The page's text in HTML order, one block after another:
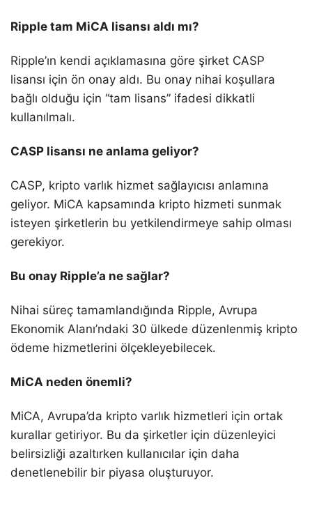
Ripple tam MiCA lisansı aldı mı?
Ripple’ın kendi açıklamasına göre şirket CASP
lisansı için ön onay aldı. Bu onay nihai koşullara
bağlı olduğu için “tam lisans” ifadesi dikkatli
kullanılmalı.
CASP lisansı ne anlama geliyor?
CASP, kripto varlık hizmet sağlayıcısı anlamına
geliyor. MiCA kapsamında kripto hizmeti sunmak
isteyen şirketlerin bu yetkilendirmeye sahip olması
gerekiyor.
Bu onay Ripple’a ne sağlar?
Nihai süreç tamamlandığında Ripple, Avrupa
Ekonomik Alanı’ndaki 30 ülkede düzenlenmiş kripto
ödeme hizmetlerini ölçekleyebilecek.
MiCA neden önemli?
MiCA, Avrupa’da kripto varlık hizmetleri için ortak
kurallar getiriyor. Bu da şirketler için düzenleyici
belirsizliği azaltırken kullanıcılar için daha
denetlenebilir bir piyasa oluşturuyor.